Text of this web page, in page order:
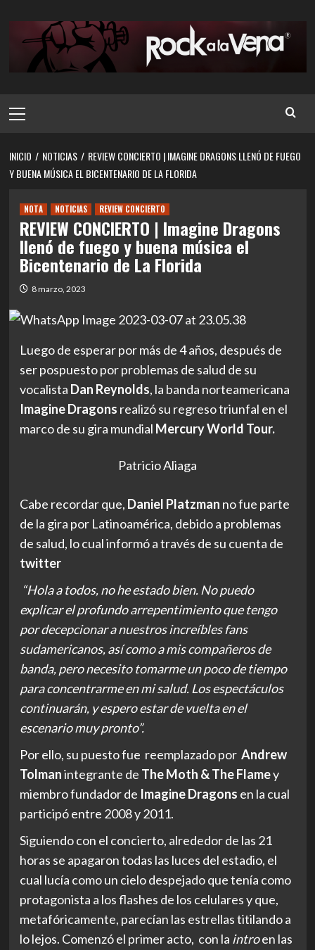
contenido
principal
INICIO NOTICIAS
REVIEW CONCIERTO | IMAGINE DRAGONS LLENÓ DE FUEGO
Y BUENA MÚSICA EL BICENTENARIO DE LA FLORIDA
NOTA NOTICIAS REVIEW CONCIERTO
REVIEW CONCIERTO | Imagine Dragons
llenó de fuego y buena música el
Bicentenario de La Florida
8 marzo, 2023
Luego de esperar por más de 4 años, después de
ser pospuesto por problemas de salud de su
vocalista Dan Reynolds, la banda norteamericana
Imagine Dragons realizó su regreso triunfal en el
marco de su gira mundial Mercury World Tour.
Patricio Aliaga
Cabe recordar que, Daniel Platzman no fue parte
de la gira por Latinoamérica, debido a problemas
de salud, lo cual informó a través de su cuenta de
twitter
“Hola a todos, no he estado bien. No puedo
explicar el profundo arrepentimiento que tengo
por decepcionar a nuestros increíbles fans
sudamericanos, así como a mis compañeros de
banda, pero necesito tomarme un poco de tiempo
para concentrarme en mi salud. Los espectáculos
continuarán, y espero estar de vuelta en el
escenario muy pronto”.
Por ello, su puesto fue reemplazado por Andrew
Tolmanintegrante de The Moth & The Flamey
miembro fundador de Imagine Dragons en la cual
participó entre 2008 y 2011.
Siguiendo con el concierto, alrededor de las 21
horas se apagaron todas las luces del estadio, el
cual lucía como un cielo despejado que tenía como
protagonista a los flashes de los celulares y que,
metafóricamente, parecían las estrellas titilando a
lo lejos. Comenzó el primer acto, con la introen las